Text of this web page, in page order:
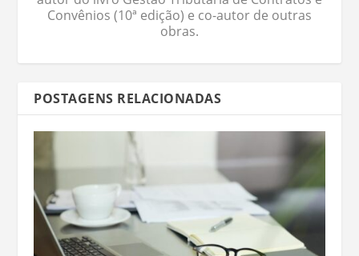
Convênios (10ª edição) e co-autor de outras
obras.
POSTAGENS RELACIONADAS